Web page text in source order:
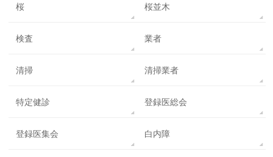
桜 桜並木
検査 業者
清掃 清掃業者
特定健診 登録医総会
登録医集会 白内障